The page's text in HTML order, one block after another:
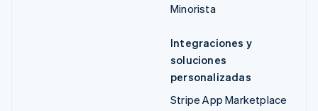
Minorista
Integraciones y
soluciones
personalizadas
Stripe App Marketplace